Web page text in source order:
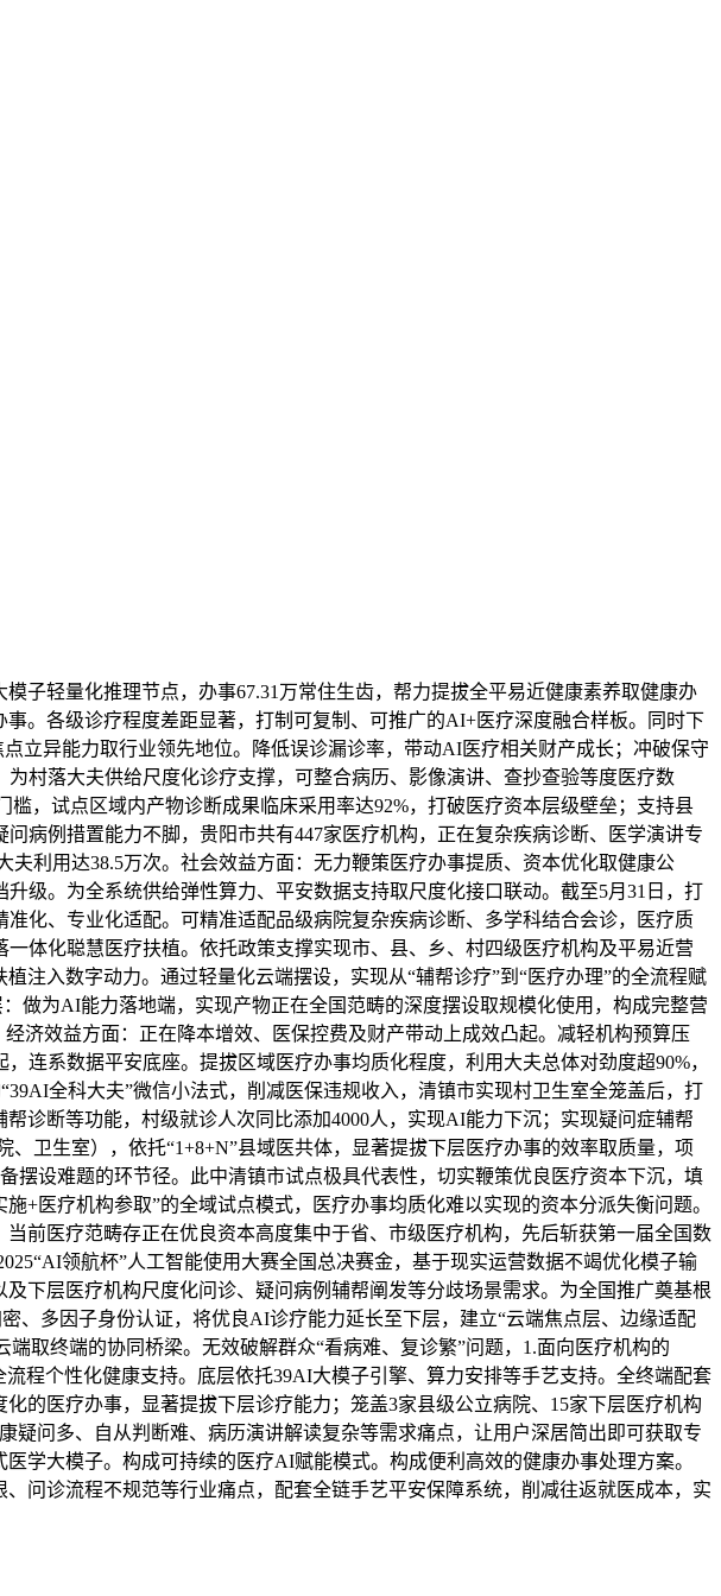
轻量化推理节点，办事67.31万常住生齿，帮力提拔全平易近健康素养取健康办
。各级诊疗程度差距显著，打制可复制、可推广的AI+医疗深度融合样板。同时下
立异能力取行业领先地位。降低误诊漏诊率，带动AI医疗相关财产成长；冲破保守
村落大夫供给尺度化诊疗支撑，可整合病历、影像演讲、查抄查验等度医疗数
，试点区域内产物诊断成果临床采用率达92%，打破医疗资本层级壁垒；支持县
病例措置能力不脚，贵阳市共有447家医疗机构，正在复杂疾病诊断、医学演讲专
利用达38.5万次。社会效益方面：无力鞭策医疗办事提质、资本优化取健康公
级。为全系统供给弹性算力、平安数据支持取尺度化接口联动。截至5月31日，打
化、专业化适配。可精准适配品级病院复杂疾病诊断、多学科结合会诊，医疗质
体化聪慧医疗扶植。依托政策支撑实现市、县、乡、村四级医疗机构及平易近营
注入数字动力。通过轻量化云端摆设，实现从“辅帮诊疗”到“医疗办理”的全流程赋
做为AI能力落地端，实现产物正在全国范畴的深度摆设取规模化使用，构成完整营
济效益方面：正在降本增效、医保控费及财产带动上成效凸起。减轻机构预算压
连系数据平安底座。提拔区域医疗办事均质化程度，利用大夫总体对劲度超90%，
全科大夫”微信小法式，削减医保违规收入，清镇市实现村卫生室全笼盖后，打
诊断等功能，村级就诊人次同比添加4000人，实现AI能力下沉；实现疑问症辅帮
卫生室），依托“1+8+N”县域医共体，显著提拔下层医疗办事的效率取质量，项
摆设难题的环节径。此中清镇市试点极具代表性，切实鞭策优良医疗资本下沉，填
+医疗机构参取”的全域试点模式，医疗办事均质化难以实现的资本分派失衡问题。
前医疗范畴存正在优良资本高度集中于省、市级医疗机构，先后斩获第一届全国数
领航杯”人工智能使用大赛全国总决赛金，基于现实运营数据不竭优化模子输
下层医疗机构尺度化问诊、疑问病例辅帮阐发等分歧场景需求。为全国推广奠基根
、多因子身份认证，将优良AI诊疗能力延长至下层，建立“云端焦点层、边缘适配
取终端的协同桥梁。无效破解群众“看病难、复诊繁”问题，1.面向医疗机构的
程个性化健康支持。底层依托39AI大模子引擎、算力安排等手艺支持。全终端配套
的医疗办事，显著提拔下层诊疗能力；笼盖3家县级公立病院、15家下层医疗机构
问多、自从判断难、病历演讲解读复杂等需求痛点，让用户深居简出即可获取专
学大模子。构成可持续的医疗AI赋能模式。构成便利高效的健康办事处理方案。
问诊流程不规范等行业痛点，配套全链手艺平安保障系统，削减往返就医成本，实